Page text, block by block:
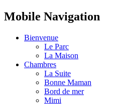
Mobile Navigation
Bienvenue
Le Parc
La Maison
Chambres
La Suite
Bonne Maman
Bord de mer
Mimi